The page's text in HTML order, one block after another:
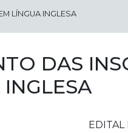
LÍNGUA INGLESA
DAS
EDITAL